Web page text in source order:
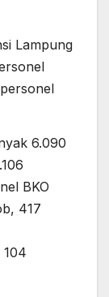
Lampung
6.090
BKO
417